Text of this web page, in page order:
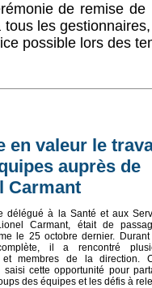
de remise
tous les
possible lors des
en valeur le
auprès de
Carmant
délégué à la Santé et aux
Carmant, était de
le 25 octobre dernier.
il a rencontré
et membres de la direction.
saisi cette opportunité pour
des équipes et les défis à